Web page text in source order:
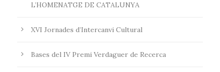
L’HOMENATGE DE CATALUNYA
XVI Jornades d’Intercanvi Cultural
Bases del IV Premi Verdaguer de Recerca